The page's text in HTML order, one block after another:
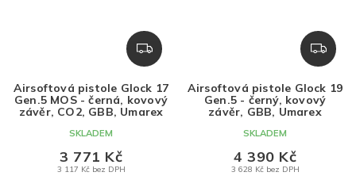
Z
D
R
M
Airsoftová pistole Glock 17
Gen.5 MOS - černá, kovový
závěr, CO2, GBB, Umarex
SKLADEM
3 117 Kč bez DPH
3 771 Kč
Z
D
R
Airsoftová pistole Glock 19
Gen.5 - černý, kovový
závěr, GBB, Umarex
SKLADEM
3 628 Kč bez DPH
4 390 Kč